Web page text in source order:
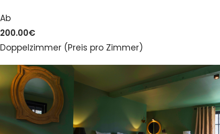
Ab
200.00€
Doppelzimmer (Preis pro Zimmer)